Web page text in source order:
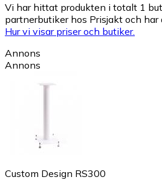
Vi har hittat produkten i totalt 1
partnerbutiker hos Prisjakt och
Hur vi visar priser och butiker.
Annons
Annons
Custom Design RS300